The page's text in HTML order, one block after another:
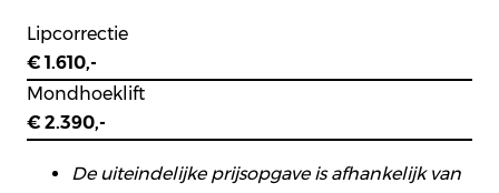
Lipcorrectie
€ 1.610,-
Mondhoeklift
€ 2.390,-
De uiteindelijke prijsopgave is afhankelijk van